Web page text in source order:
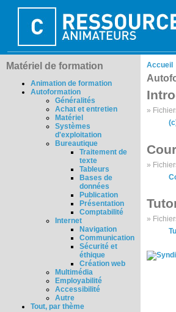
Matériel de formation
Animation de formation
Autoformation
Généralités
Achat et entretien
Matériel
Systèmes
d'exploitation
Bureautique
Traitement de
texte
Tableurs
Bases de
données
Publication
Présentation
Comptabilité
Internet
Navigation
Communication
Sécurité et
éthique
Création web
Multimédia
Employabilité
Accessibilité
Autre
Tout, par thème
Accueil
»
»
»